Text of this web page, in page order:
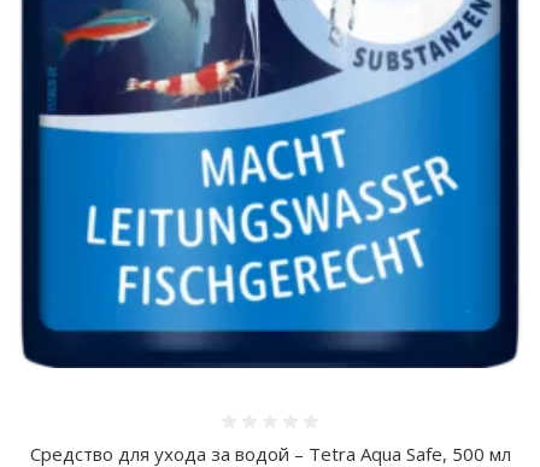
Средство для ухода за водой – Tetra Aqua Safe, 500 мл